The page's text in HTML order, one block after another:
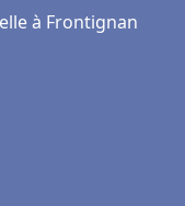
à Frontignan